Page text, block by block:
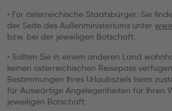
• Für österreichische Staatsbürger: Sie
der Seite des Außenministeriums unter
bzw. bei der jeweiligen Botschaft.
• Sollten Sie in einem anderen Land
keinen österreichischen Reisepass
Bestimmungen Ihres Urlaubsziels beim
für Auswärtige Angelegenheiten für Ihren
jeweiligen Botschaft.